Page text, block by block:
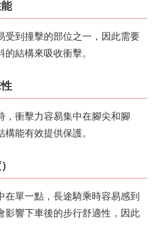
受到撞擊的部位之一，因此需要
結構來吸收衝擊。
，衝擊力容易集中在腳尖和腳
能有效提供保護。
在單一點，長途騎乘時容易感到
影響下車後的步行舒適性，因此